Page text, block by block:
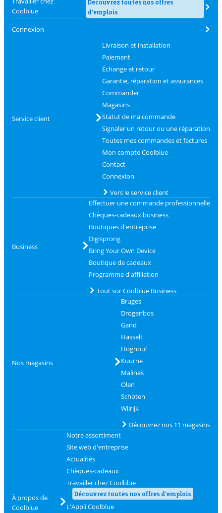
Coolblue
Découvrez toutes nos offres
d'emplois
Connexion
Service client
Livraison et installation
Paiement
Échange et retour
Garantie, réparation et assurances
Commander
Magasins
Statut de ma commande
Signaler un retour ou une réparation
Toutes mes commandes et factures
Mon compte Coolblue
Contact
Connexion
Vers le service client
Business
Effectuer une commande professionnelle
Chèques-cadeaux business
Boutiques d'entreprise
Digisprong
Bring Your Own Device
Boutique de cadeaux
Programme d'affiliation
Tout sur Coolblue Business
Nos magasins
Bruges
Drogenbos
Gand
Hasselt
Hognoul
Kuurne
Malines
Olen
Schoten
Wilrijk
Découvrez nos 11 magasins
À propos de
Coolblue
Notre assortiment
Site web d'entreprise
Actualités
Chèques-cadeaux
Travailler chez Coolblue
Découvrez toutes nos offres d'emplois
L'Appli Coolblue